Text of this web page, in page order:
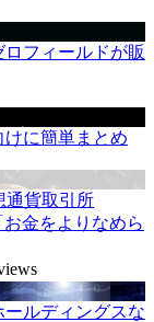
フィールドが販
に簡単まとめ
通貨取引所
お金をよりなめら
ルディングスな